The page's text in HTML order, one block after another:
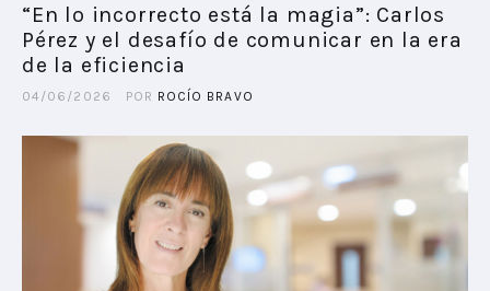
“En lo incorrecto está la magia”: Carlos
Pérez y el desafío de comunicar en la era
de la eficiencia
04/06/2026 POR ROCÍO BRAVO